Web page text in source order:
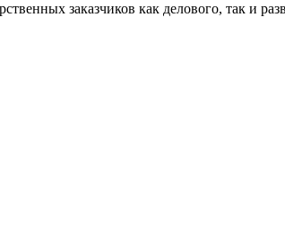
заказчиков как делового, так и